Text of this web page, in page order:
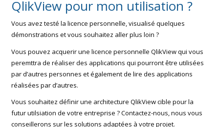
QlikView pour mon utilisation ?
Vous avez testé la licence personnelle, visualisé quelques
démonstrations et vous souhaitez aller plus loin ?
Vous pouvez acquerir une licence personnelle QlikView qui vous
peremttra de réaliser des applications qui pourront être utilisées
par d’autres personnes et également de lire des applications
réalisées par d’autres.
Vous souhaitez définir une architecture QlikView cible pour la
futur utilsiation de votre entreprise ? Contactez-nous, nous vous
conseillerons sur les solutions adaptées à votre projet.